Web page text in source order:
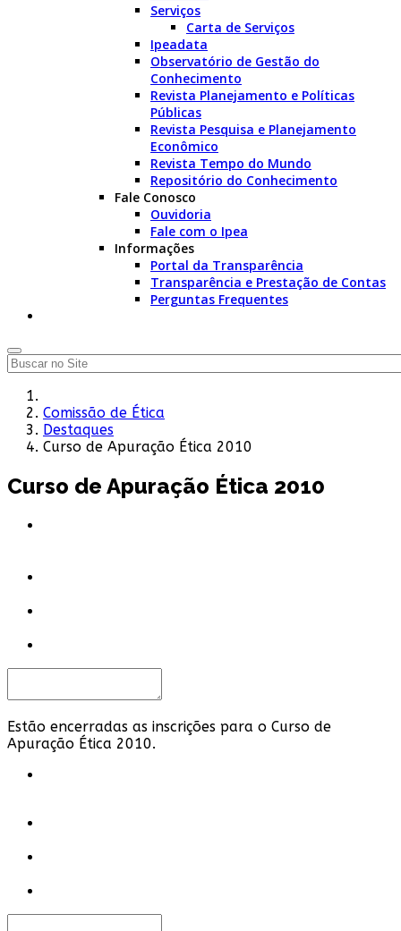
Serviços
Carta de Serviços
Ipeadata
Observatório de Gestão do
Conhecimento
Revista Planejamento e Políticas
Públicas
Revista Pesquisa e Planejamento
Econômico
Revista Tempo do Mundo
Repositório do Conhecimento
Fale Conosco
Ouvidoria
Fale com o Ipea
Informações
Portal da Transparência
Transparência e Prestação de Contas
Perguntas Frequentes
Comissão de Ética
Destaques
Curso de Apuração Ética 2010
Curso de Apuração Ética 2010
Estão encerradas as inscrições para o Curso de
Apuração Ética 2010.